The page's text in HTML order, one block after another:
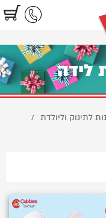
https://www.littlegifts.co.il/
לידה
לתינוק וליולדת /